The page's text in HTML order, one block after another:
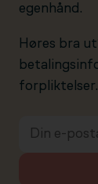
egenhånd.
Høres bra
forpliktelser.